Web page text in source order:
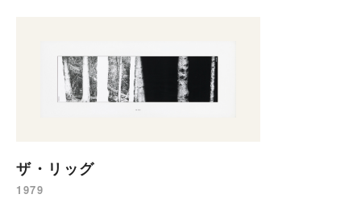
ザ・リッグ
1979